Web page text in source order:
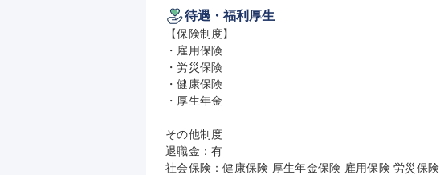
待遇・福利厚生
【保険制度】
・雇用保険
・労災保険
・健康保険
・厚生年金
その他制度
退職金：有
社会保険：健康保険 厚生年金保険 雇用保険 労災保険